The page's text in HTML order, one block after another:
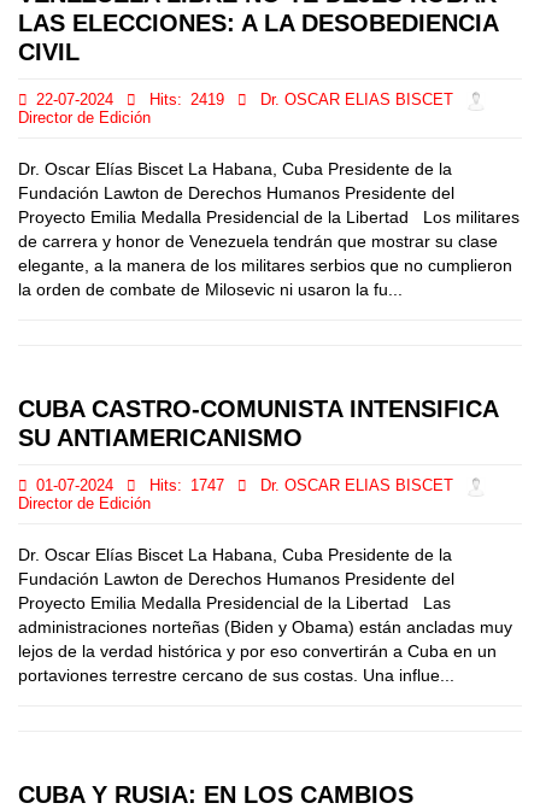
LAS ELECCIONES: A LA DESOBEDIENCIA
CIVIL
22-07-2024 Hits: 2419
Dr. OSCAR ELIAS BISCET
Director de Edición
Dr. Oscar Elías Biscet La Habana, Cuba Presidente de la
Fundación Lawton de Derechos Humanos Presidente del
Proyecto Emilia Medalla Presidencial de la Libertad Los militares
de carrera y honor de Venezuela tendrán que mostrar su clase
elegante, a la manera de los militares serbios que no cumplieron
la orden de combate de Milosevic ni usaron la fu...
CUBA CASTRO-COMUNISTA INTENSIFICA
SU ANTIAMERICANISMO
01-07-2024 Hits: 1747
Dr. OSCAR ELIAS BISCET
Director de Edición
Dr. Oscar Elías Biscet La Habana, Cuba Presidente de la
Fundación Lawton de Derechos Humanos Presidente del
Proyecto Emilia Medalla Presidencial de la Libertad Las
administraciones norteñas (Biden y Obama) están ancladas muy
lejos de la verdad histórica y por eso convertirán a Cuba en un
portaviones terrestre cercano de sus costas. Una influe...
CUBA Y RUSIA: EN LOS CAMBIOS